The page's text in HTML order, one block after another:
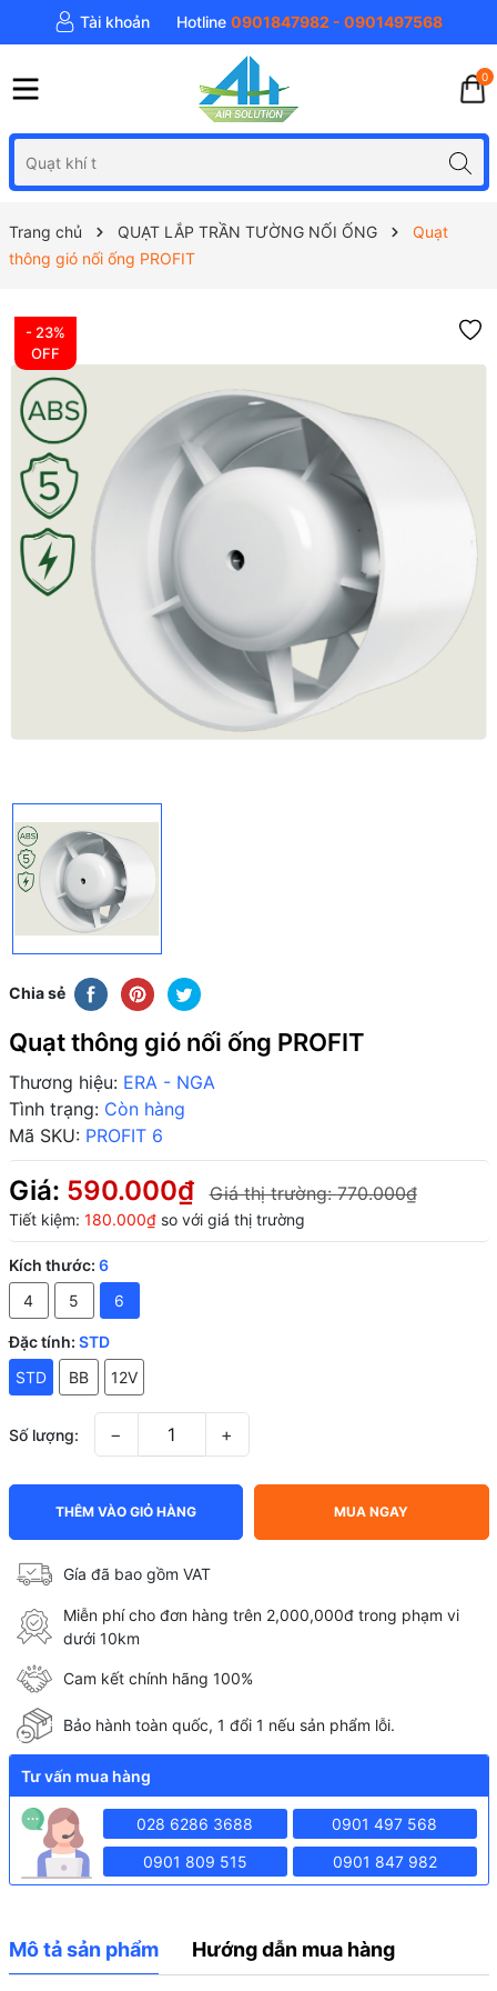
Tài khoản Hotline 0901847982 - 0901497568
0
Trang chủ QUẠT LẮP TRẦN TƯỜNG NỐI ỐNG
Quạt
thông gió nối ống PROFIT
- 23%
OFF
Chia sẻ
Quạt thông gió nối ống PROFIT
Thương hiệu: ERA - NGA
Tình trạng: Còn hàng
Mã SKU: PROFIT 6
Giá: 590.000₫ Giá thị trường:770.000₫
Tiết kiệm: 180.000₫so với giá thị trường
Kích thước: 6
4
5 6
Đặc tính: STD
STD
BB 12V
Số lượng: − +
THÊM VÀO GIỎ HÀNG MUA NGAY
Gía đã bao gồm VAT
Miễn phí cho đơn hàng trên 2,000,000đ trong phạm vi
dưới 10km
Cam kết chính hãng 100%
Bảo hành toàn quốc, 1 đổi 1 nếu sản phẩm lỗi.
Tư vấn mua hàng
028 6286 3688 0901 497 568
0901 809 515 0901 847 982
Mô tả sản phẩm Hướng dẫn mua hàng